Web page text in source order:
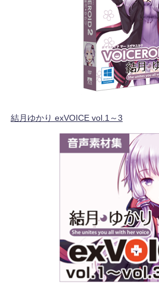
結月ゆかり exVOICE vol.1～3